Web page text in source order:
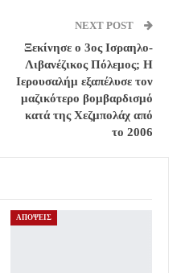
NEXT POST
Ξεκίνησε ο 3ος Ισραηλο-
Λιβανέζικος Πόλεμος; Η
Ιερουσαλήμ εξαπέλυσε τον
μαζικότερο βομβαρδισμό
κατά της Χεζμπολάχ από
το 2006
ΑΠΟΨΕΙΣ